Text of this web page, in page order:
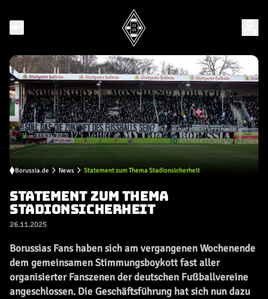
Borussia.de News Statement zum Thema Stadionsicherheit
STATEMENT ZUM THEMA
STADIONSICHERHEIT
26.11.2025
Borussias Fans haben sich am vergangenen Wochenende
dem gemeinsamen Stimmungsboykott fast aller
organisierter Fanszenen der deutschen Fußballvereine
angeschlossen. Die Geschäftsführung hat sich nun dazu